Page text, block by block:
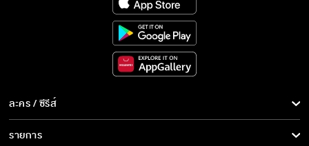
ผมจะไม่แตะต้องสมบัติแม้แต่ชิ้นเดียว
ละคร / ซีรีส์
ละคร/ซีรีส์
รายการ